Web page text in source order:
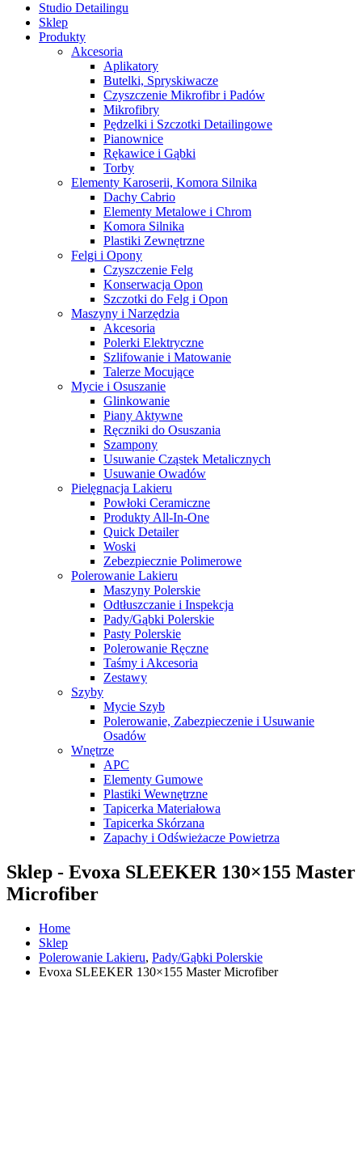
Studio Detailingu
Sklep
Produkty
Akcesoria
Aplikatory
Butelki, Spryskiwacze
Czyszczenie Mikrofibr i Padów
Mikrofibry
Pędzelki i Szczotki Detailingowe
Pianownice
Rękawice i Gąbki
Torby
Elementy Karoserii, Komora Silnika
Dachy Cabrio
Elementy Metalowe i Chrom
Komora Silnika
Plastiki Zewnętrzne
Felgi i Opony
Czyszczenie Felg
Konserwacja Opon
Szczotki do Felg i Opon
Maszyny i Narzędzia
Akcesoria
Polerki Elektryczne
Szlifowanie i Matowanie
Talerze Mocujące
Mycie i Osuszanie
Glinkowanie
Piany Aktywne
Ręczniki do Osuszania
Szampony
Usuwanie Cząstek Metalicznych
Usuwanie Owadów
Pielęgnacja Lakieru
Powłoki Ceramiczne
Produkty All-In-One
Quick Detailer
Woski
Zebezpiecznie Polimerowe
Polerowanie Lakieru
Maszyny Polerskie
Odtłuszczanie i Inspekcja
Pady/Gąbki Polerskie
Pasty Polerskie
Polerowanie Ręczne
Taśmy i Akcesoria
Zestawy
Szyby
Mycie Szyb
Polerowanie, Zabezpieczenie i Usuwanie
Osadów
Wnętrze
APC
Elementy Gumowe
Plastiki Wewnętrzne
Tapicerka Materiałowa
Tapicerka Skórzana
Zapachy i Odświeżacze Powietrza
Sklep - Evoxa SLEEKER 130×155 Master
Microfiber
Home
Sklep
Polerowanie Lakieru, Pady/Gąbki Polerskie
Evoxa SLEEKER 130×155 Master Microfiber